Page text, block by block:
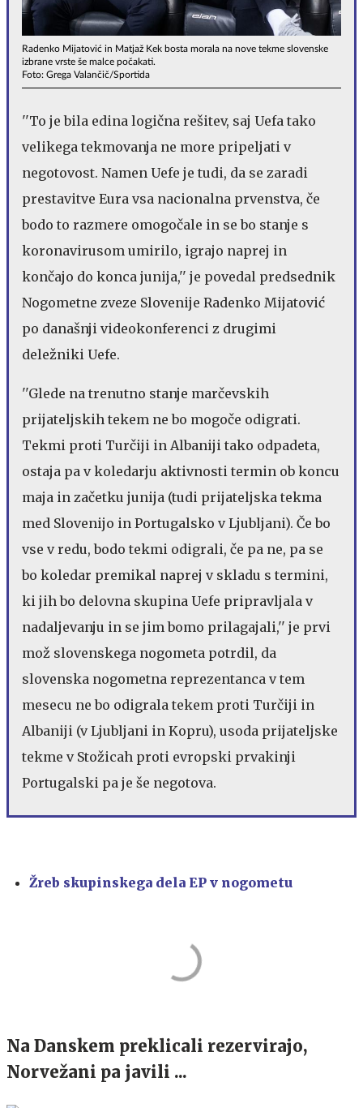
Radenko Mijatović in Matjaž Kek bosta morala na nove tekme slovenske
izbrane vrste še malce počakati.
Foto: Grega Valančič/Sportida
''To je bila edina logična rešitev, saj Uefa tako
velikega tekmovanja ne more pripeljati v
negotovost. Namen Uefe je tudi, da se zaradi
prestavitve Eura vsa nacionalna prvenstva, če
bodo to razmere omogočale in se bo stanje s
koronavirusom umirilo, igrajo naprej in
končajo do konca junija,'' je povedal predsednik
Nogometne zveze Slovenije Radenko Mijatović
po današnji videokonferenci z drugimi
deležniki Uefe.
''Glede na trenutno stanje marčevskih
prijateljskih tekem ne bo mogoče odigrati.
Tekmi proti Turčiji in Albaniji tako odpadeta,
ostaja pa v koledarju aktivnosti termin ob koncu
maja in začetku junija (tudi prijateljska tekma
med Slovenijo in Portugalsko v Ljubljani). Če bo
vse v redu, bodo tekmi odigrali, če pa ne, pa se
bo koledar premikal naprej v skladu s termini,
ki jih bo delovna skupina Uefe pripravljala v
nadaljevanju in se jim bomo prilagajali,'' je prvi
mož slovenskega nogometa potrdil, da
slovenska nogometna reprezentanca v tem
mesecu ne bo odigrala tekem proti Turčiji in
Albaniji (v Ljubljani in Kopru), usoda prijateljske
tekme v Stožicah proti evropski prvakinji
Portugalski pa je še negotova.
Žreb skupinskega dela EP v nogometu
Na Danskem preklicali rezervirajo,
Norvežani pa javili ...